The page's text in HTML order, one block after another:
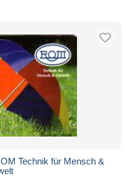
Technik für Mensch &